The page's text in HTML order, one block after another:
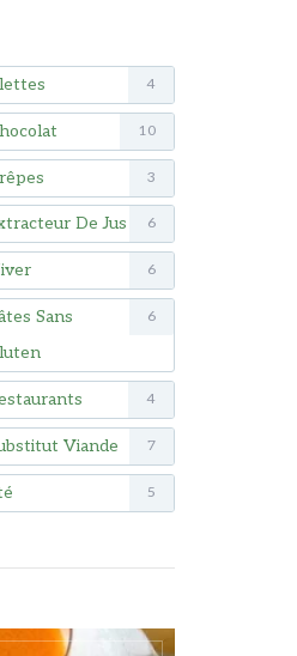
4
10
3
De Jus 6
6
Sans
6
4
Viande 7
5